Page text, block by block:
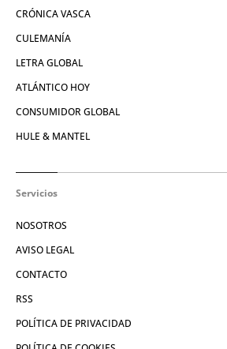
CRÓNICA VASCA
CULEMANÍA
LETRA GLOBAL
ATLÁNTICO HOY
CONSUMIDOR GLOBAL
HULE & MANTEL
Servicios
NOSOTROS
AVISO LEGAL
CONTACTO
RSS
POLÍTICA DE PRIVACIDAD